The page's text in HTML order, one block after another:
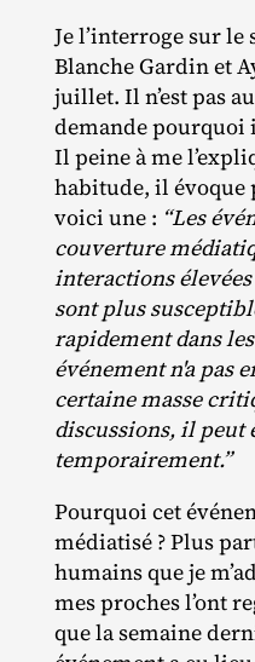
Je l’interroge sur
Blanche Gardin et
juillet. Il n’est pas
demande pourquoi
Il peine à me
habitude, il évoque
voici une : “Les
couverture
interactions
sont plus
rapidement dans
événement n'a pas
certaine masse
discussions, il peut
temporairement.”
Pourquoi cet
médiatisé ? Plus
humains que je
mes proches l’ont
que la semaine